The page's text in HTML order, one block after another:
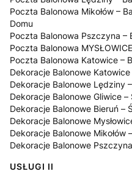
Poczta Balonowa Mikołów –
Domu
Poczta Balonowa Pszczyna –
Poczta Balonowa
Poczta Balonowa Katowice –
Dekoracje Balonowe
Dekoracje Balonowe Lędziny
Dekoracje Balonowe Gliwice
Dekoracje Balonowe Bieruń –
Dekoracje Balonowe
Dekoracje Balonowe Mikołów
Dekoracje Balonowe
USŁUGI II